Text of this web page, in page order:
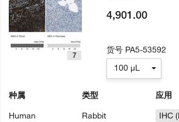
7
种属
Human
类型
Rabbit
应用
IHC
4,901.00
货号 PA5-53592
100 µL